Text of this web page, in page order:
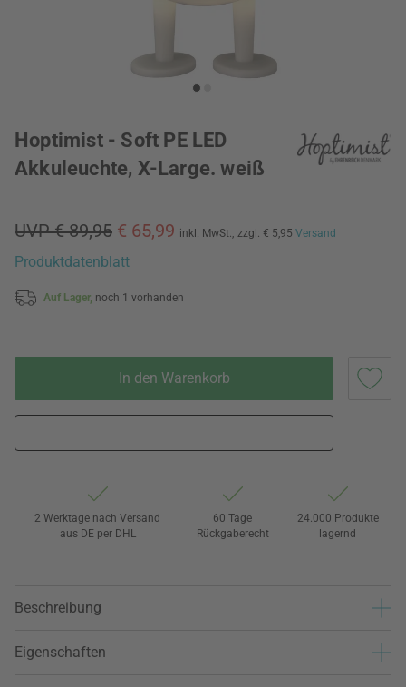
Hoptimist - Soft PE LED
Akkuleuchte, X-Large. weiß
UVP € 89,95 € 65,99 inkl. MwSt., zzgl. € 5,95 Versand
Produktdatenblatt
Auf Lager, noch 1 vorhanden
In den Warenkorb
2 Werktage nach Versand
aus DE per DHL
60 Tage
Rückgaberecht
24.000 Produkte
lagernd
Beschreibung
Eigenschaften